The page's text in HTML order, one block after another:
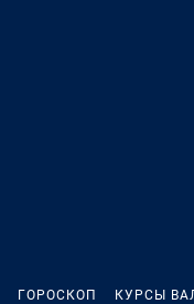
ГОРОСКОП КУРСЫ